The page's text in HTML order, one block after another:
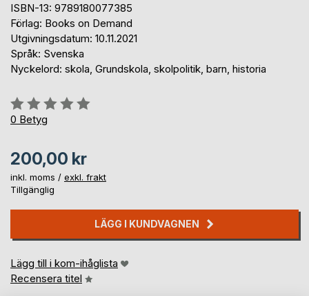
ISBN-13: 9789180077385
Förlag: Books on Demand
Utgivningsdatum: 10.11.2021
Språk: Svenska
Nyckelord: skola, Grundskola, skolpolitik, barn, historia
Betyg::
0%
0 Betyg
200,00 kr
inkl. moms / exkl. frakt
Tillgänglig
LÄGG I KUNDVAGNEN
Lägg till i kom-ihåglista
Recensera titel